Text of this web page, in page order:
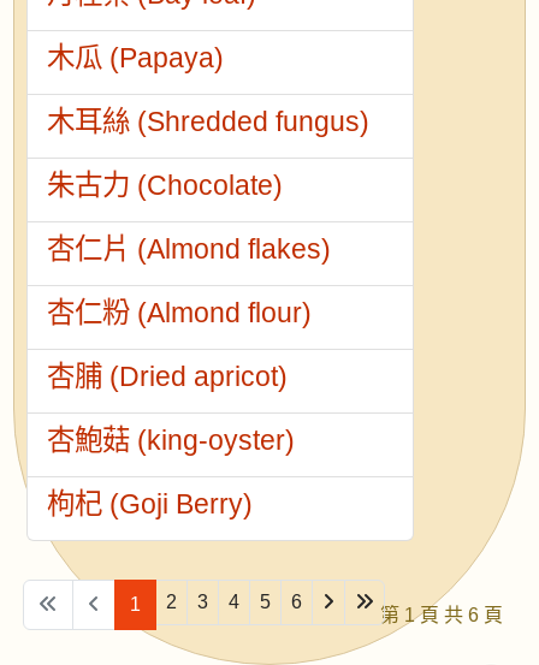
木瓜 (Papaya)
木耳絲 (Shredded fungus)
朱古力 (Chocolate)
杏仁片 (Almond flakes)
杏仁粉 (Almond flour)
杏脯 (Dried apricot)
杏鮑菇 (king-oyster)
枸杞 (Goji Berry)
第 1 頁 共 6 頁
1 2 3 4 5 6